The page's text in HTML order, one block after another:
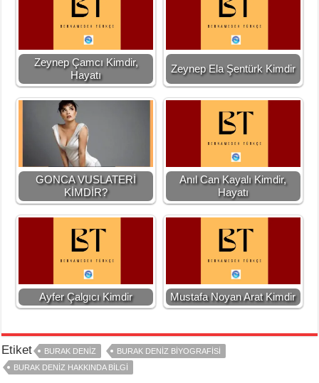
Zeynep Çamcı Kimdir,
Hayatı
Zeynep Ela Şentürk Kimdir
GONCA VUSLATERİ
KİMDİR?
Anıl Can Kayalı Kimdir,
Hayatı
Ayfer Çalgıcı Kimdir Mustafa Noyan Arat Kimdir
Etiket BURAK DENIZ
BURAK DENIZ BIYOGRAFISI
BURAK DENIZ HAKKINDA BILGI